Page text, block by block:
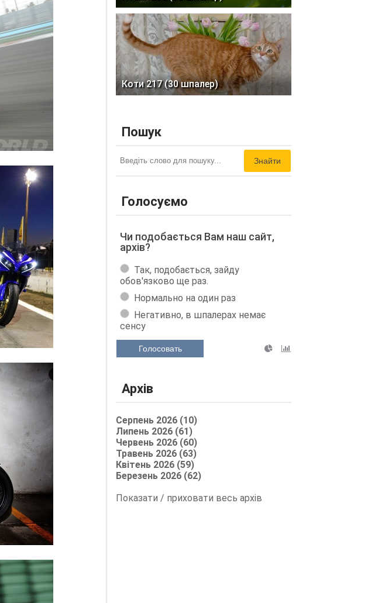
Коти 217 (30 шпалер)
Пошук
Знайти
Голосуємо
Чи подобається Вам наш сайт,
архів?
Так, подобається, зайду
обов'язково ще раз.
Нормально на один раз
Негативно, в шпалерах немає
сенсу
Голосовать
Архів
Серпень 2026 (10)
Липень 2026 (61)
Червень 2026 (60)
Травень 2026 (63)
Квітень 2026 (59)
Березень 2026 (62)
Показати / приховати весь архів